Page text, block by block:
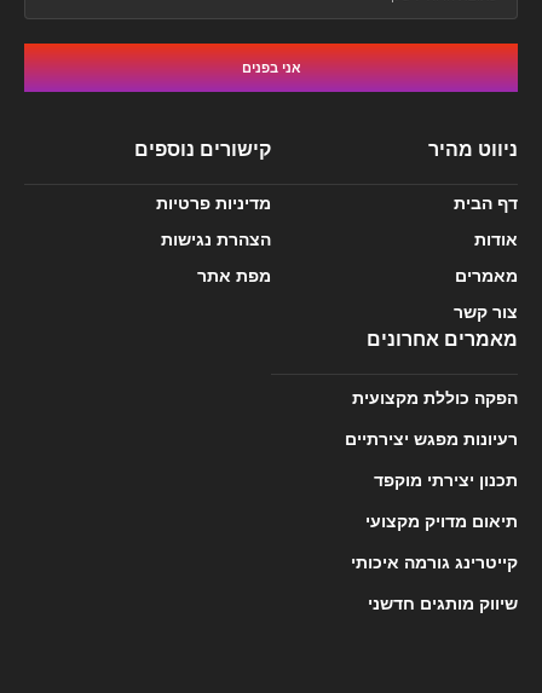
אני בפנים
ניווט מהיר
דף הבית
אודות
מאמרים
צור קשר
קישורים נוספים
מדיניות פרטיות
הצהרת נגישות
מפת אתר
מאמרים אחרונים
הפקה כוללת מקצועית
רעיונות מפגש יצירתיים
תכנון יצירתי מוקפד
תיאום מדויק מקצועי
קייטרינג גורמה איכותי
שיווק מותגים חדשני